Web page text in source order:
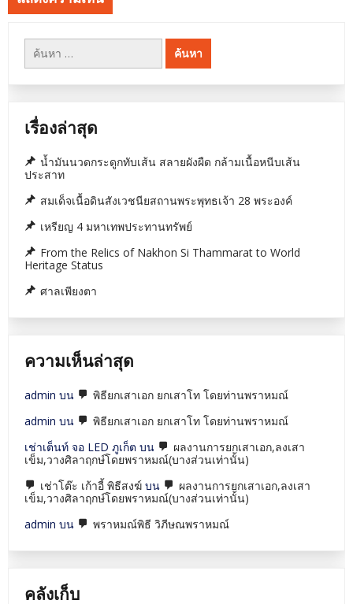
ค้นหา
สำหรับ:
เรื่องล่าสุด
น้ำมันนวดกระดูกทับเส้น สลายผังผืด กล้ามเนื้อหนีบเส้น
ประสาท
สมเด็จเนื้อดินสังเวชนียสถานพระพุทธเจ้า 28 พระองค์
เหรียญ 4 มหาเทพประทานทรัพย์
From the Relics of Nakhon Si Thammarat to World
Heritage Status
ศาลเพียงตา
ความเห็นล่าสุด
admin บน
พิธียกเสาเอก ยกเสาโท โดยท่านพราหมณ์
admin บน
พิธียกเสาเอก ยกเสาโท โดยท่านพราหมณ์
เช่าเต็นท์ จอ LED ภูเก็ต บน
ผลงานการยกเสาเอก,ลงเสา
เข็ม,วางศิลาฤกษ์โดยพราหมณ์(บางส่วนเท่านั้น)
เช่าโต๊ะ เก้าอี้ พิธีสงฆ์ บน
ผลงานการยกเสาเอก,ลงเสา
เข็ม,วางศิลาฤกษ์โดยพราหมณ์(บางส่วนเท่านั้น)
admin บน พราหมณ์พิธี วิภีษณพราหมณ์
คลังเก็บ